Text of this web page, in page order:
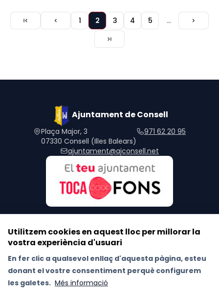
catalana.
Paginació
Primera
pàgina
first_page Pàgina
anterior
chevron_left Pàgina
1 Pàgina
actual
2 Pàgina
3 Pàgina
4 Pàgina
5 … Pàgina
següent
chevron_right
Última
pàgina
last_page
Ajuntament de Consell
Plaça Major, 3
07330 Consell (Illes Balears)
971 62 20 95
ajuntament@ajconsell.net
Avís LegalPolítica de Xarxes Socials
Utilitzem cookies en aquest lloc per millorar la
vostra experiència d'usuari
En fer clic a qualsevol enllaç d'aquesta pàgina, esteu
donant el vostre consentiment perquè configurem
les galetes. Més informació